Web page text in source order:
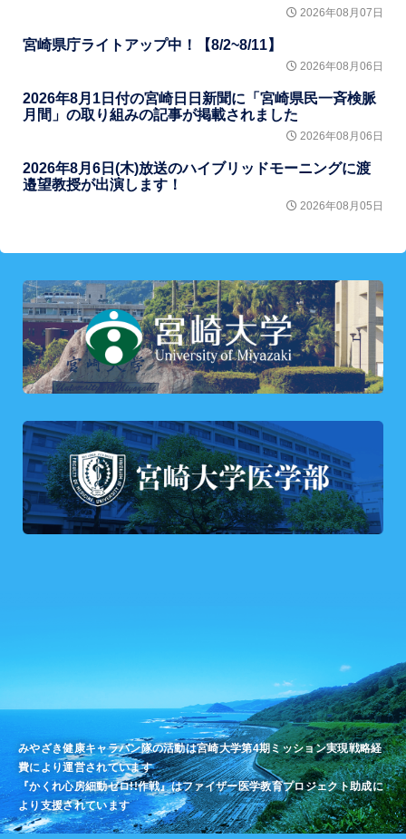
2026年08月07日
宮崎県庁ライトアップ中！【8/2~8/11】
2026年08月06日
2026年8月1日付の宮崎日日新聞に「宮崎県民一斉検脈
月間」の取り組みの記事が掲載されました
2026年08月06日
2026年8月6日(木)放送のハイブリッドモーニングに渡
邉望教授が出演します！
2026年08月05日
みやざき健康キャラバン隊の活動は宮崎大学第4期ミッション実現戦略経
費により運営されています
『かくれ心房細動ゼロ!!作戦』はファイザー医学教育プロジェクト助成に
より支援されています